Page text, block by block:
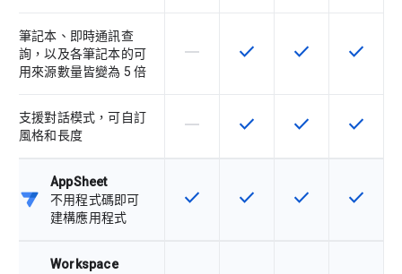
筆記本、即時通訊查
詢，以及各筆記本的可
用來源數量皆變為 5 倍
這個 SKU 不支援這項功能
horizontal_rule 這項功能適用於該 SKU
check 這項功能適用於
check 這項功
check
支援對話模式，可自訂
風格和長度
這個 SKU 不支援這項功能
horizontal_rule 這項功能適用於該 SKU
check 這項功能適用於
check 這項功
check
AppSheet
不用程式碼即可
建構應用程式
這項功能適用於該 SKU
check 這項功能適用於該 SKU
check 這項功能適用於
check 這項功
check
Workspace